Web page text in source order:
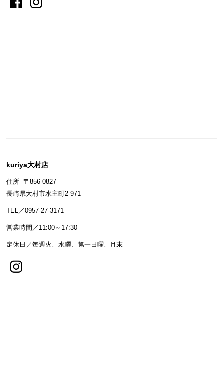
kuriya大村店
住所 〒856-0827
長崎県大村市水主町2-971
TEL／0957-27-3171
営業時間／11:00～17:30
定休日／毎週火、水曜、第一日曜、月末